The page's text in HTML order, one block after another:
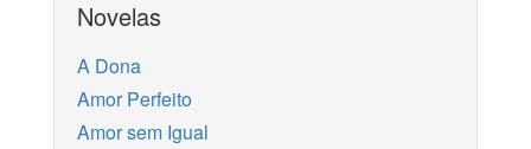
Novelas
A Dona
Amor Perfeito
Amor sem Igual